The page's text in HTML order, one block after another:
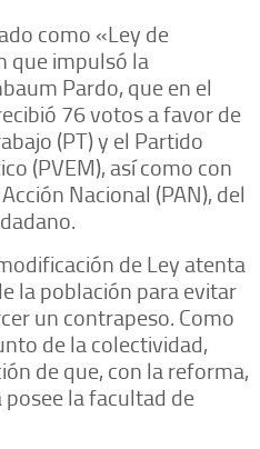
como «Ley de
que impulsó la
Pardo, que en el
76 votos a favor de
(PT) y el Partido
(PVEM), así como con
Nacional (PAN), del
de Ley atenta
la población para evitar
un contrapeso. Como
de la colectividad,
de que, con la reforma,
la facultad de